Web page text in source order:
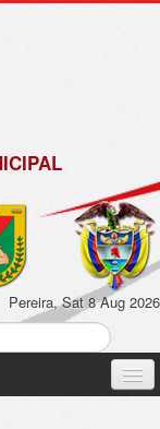
Pereira, Sat 8 Aug 2026